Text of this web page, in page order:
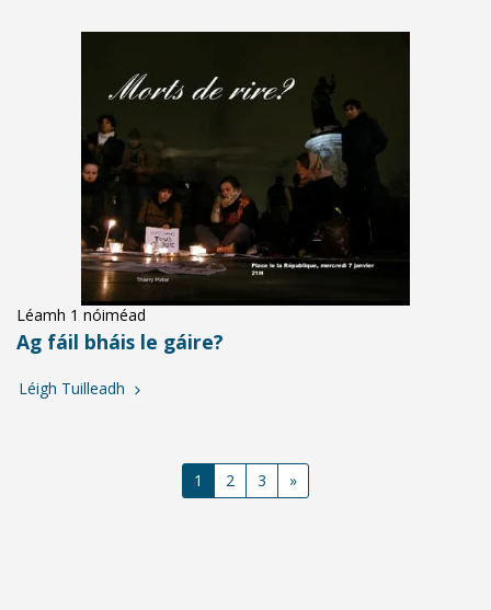
Léamh 1 nóiméad
Ag fáil bháis le gáire?
Léigh Tuilleadh
1 2 3 »